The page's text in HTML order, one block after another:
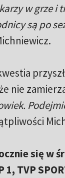
w grze
są po
nie
się w
1, TVP